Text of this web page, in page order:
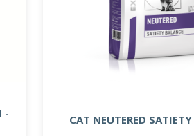
- CAT NEUTERED